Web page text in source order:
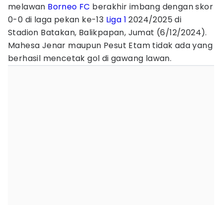
melawan Borneo FC berakhir imbang dengan skor
0-0 di laga pekan ke-13 Liga 1 2024/2025 di
Stadion Batakan, Balikpapan, Jumat (6/12/2024).
Mahesa Jenar maupun Pesut Etam tidak ada yang
berhasil mencetak gol di gawang lawan.